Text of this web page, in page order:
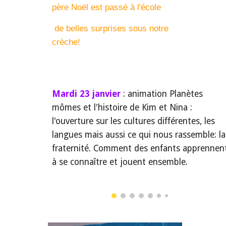
père Noël est passé à l'école
de belles surprises sous notre
crèche!
Mardi 23 janvier : animation Planètes
mômes et l'histoire de Kim et Nina :
l'ouverture sur les cultures différentes, les
langues mais aussi ce qui nous rassemble: la
fraternité. Comment des enfants
à se connaître et jouent ensemble.